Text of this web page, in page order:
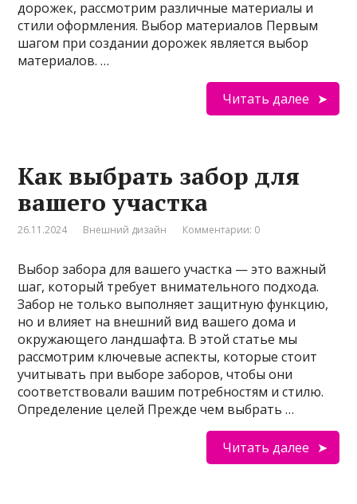
дорожек, рассмотрим различные материалы и
стили оформления. Выбор материалов Первым
шагом при создании дорожек является выбор
материалов. …
Читать далее
Как выбрать забор для
вашего участка
26.11.2024 Внешний дизайн Комментарии: 0
Выбор забора для вашего участка — это важный
шаг, который требует внимательного подхода.
Забор не только выполняет защитную функцию,
но и влияет на внешний вид вашего дома и
окружающего ландшафта. В этой статье мы
рассмотрим ключевые аспекты, которые стоит
учитывать при выборе заборов, чтобы они
соответствовали вашим потребностям и стилю.
Определение целей Прежде чем выбрать …
Читать далее